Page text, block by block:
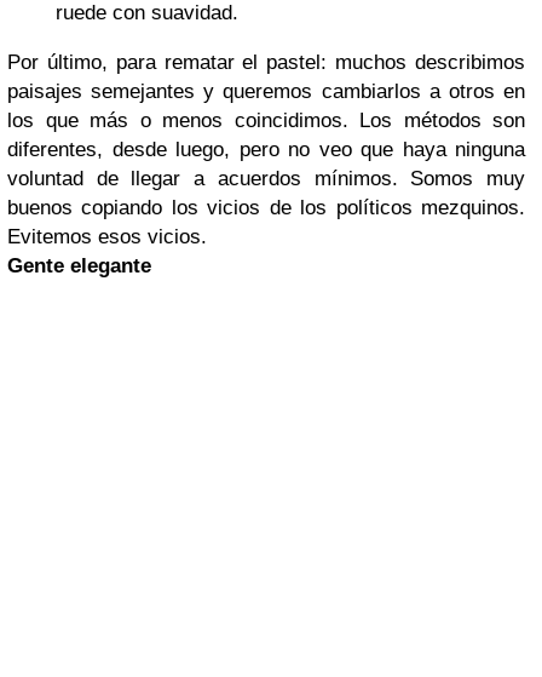
ruede con suavidad.
Por último, para rematar el pastel: muchos describimos
paisajes semejantes y queremos cambiarlos a otros en
los que más o menos coincidimos. Los métodos son
diferentes, desde luego, pero no veo que haya ninguna
voluntad de llegar a acuerdos mínimos. Somos muy
buenos copiando los vicios de los políticos mezquinos.
Evitemos esos vicios.
Gente elegante